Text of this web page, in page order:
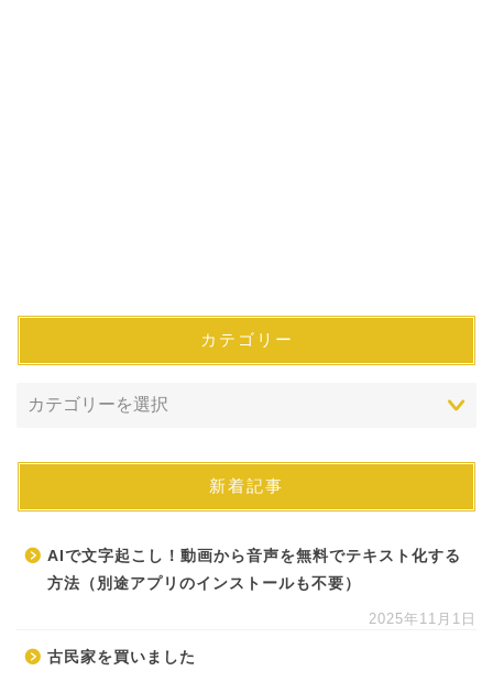
カテゴリー
新着記事
AIで文字起こし！動画から音声を無料でテキスト化する
方法（別途アプリのインストールも不要）
2025年11月1日
古民家を買いました